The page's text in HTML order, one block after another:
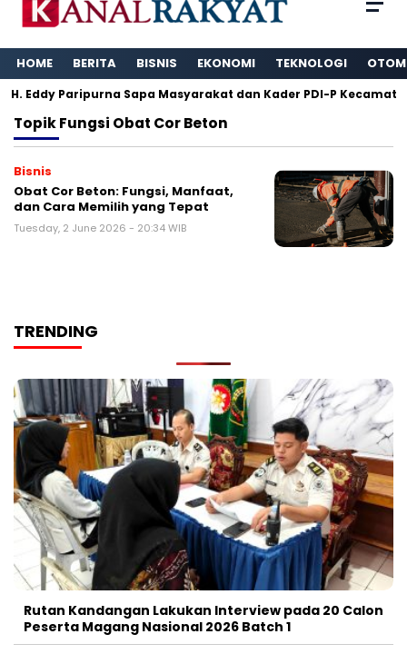
HOME BERITA BISNIS EKONOMI TEKNOLOGI
Eddy Paripurna Sapa Masyarakat dan Kader PDI-P Kecamatan
TopikFungsi Obat Cor Beton
Bisnis
Obat Cor Beton: Fungsi, Manfaat,
dan Cara Memilih yang Tepat
Tuesday, 2 June 2026 - 20:34 WIB
TRENDING
Rutan Kandangan Lakukan Interview pada 20 Calon
Peserta Magang Nasional 2026 Batch 1